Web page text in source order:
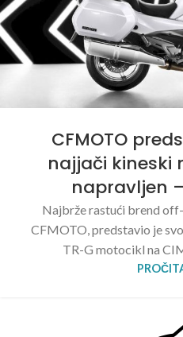
CFMOTO
najjači kineski
napravljen
Najbrže rastući brend
CFMOTO, predstavio je
TR-G motocikl na